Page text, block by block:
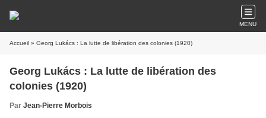
MENU
Accueil » Georg Lukács : La lutte de libération des colonies (1920)
Georg Lukács : La lutte de libération des
colonies (1920)
Par Jean-Pierre Morbois